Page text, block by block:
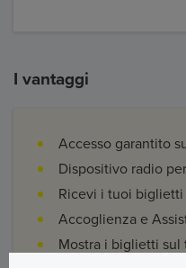
I vantaggi
Accesso garantito
Dispositivo radio
Ricevi i tuoi
Accoglienza e
Mostra i biglietti sul